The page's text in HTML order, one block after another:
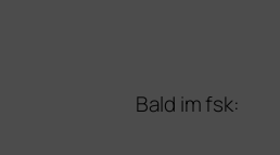
Bald im fsk: